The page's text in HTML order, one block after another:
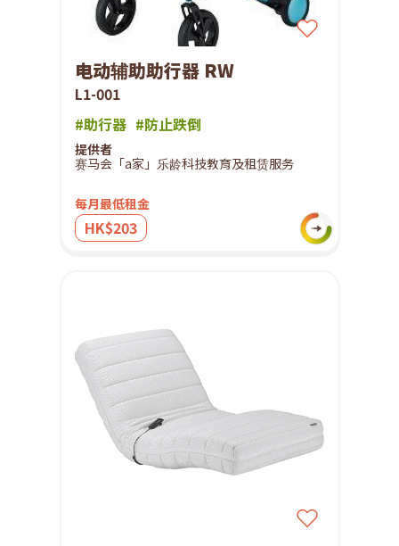
电动辅助助行器 RW
L1-001
#助行器 #防止跌倒
提供者
赛马会「a家」乐龄科技教育及租赁服务
每月最低租金
HK$203